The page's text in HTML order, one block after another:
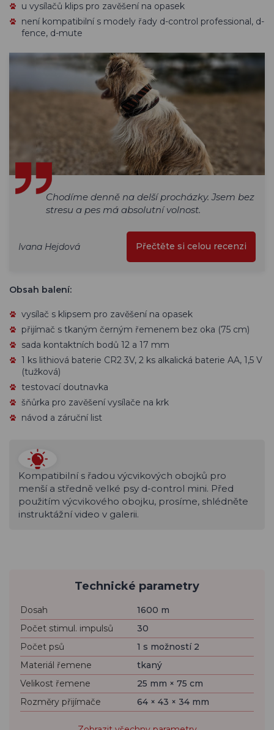
u vysílačů klips pro zavěšení na opasek
není kompatibilní s modely řady d-control professional, d-
fence, d-mute
Chodíme denně na delší procházky. Jsem bez
stresu a pes má absolutní volnost.
Ivana Hejdová Přečtěte si celou recenzi
Obsah balení:
vysílač s klipsem pro zavěšení na opasek
přijímač s tkaným černým řemenem bez oka (75 cm)
sada kontaktních bodů 12 a 17 mm
1 ks lithiová baterie CR2 3V, 2 ks alkalická baterie AA, 1,5 V
(tužková)
testovací doutnavka
šňůrka pro zavěšení vysílače na krk
návod a záruční list
Kompatibilní s řadou výcvikových obojků pro
menší a středně velké psy d-control mini. Před
použitím výcvikového obojku, prosíme, shlédněte
instruktážní video v galerii.
Technické parametry
Dosah
1600 m
Počet stimul. impulsů
30
Počet psů
1 s možností 2
Materiál řemene
tkaný
Velikost řemene
25 mm × 75 cm
Rozměry přijímače
64 × 43 × 34 mm